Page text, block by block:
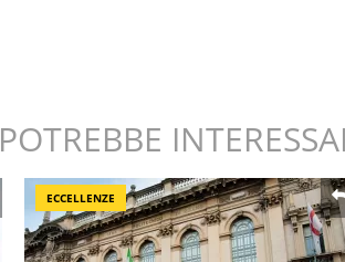
POTREBBE
ECCELLENZE